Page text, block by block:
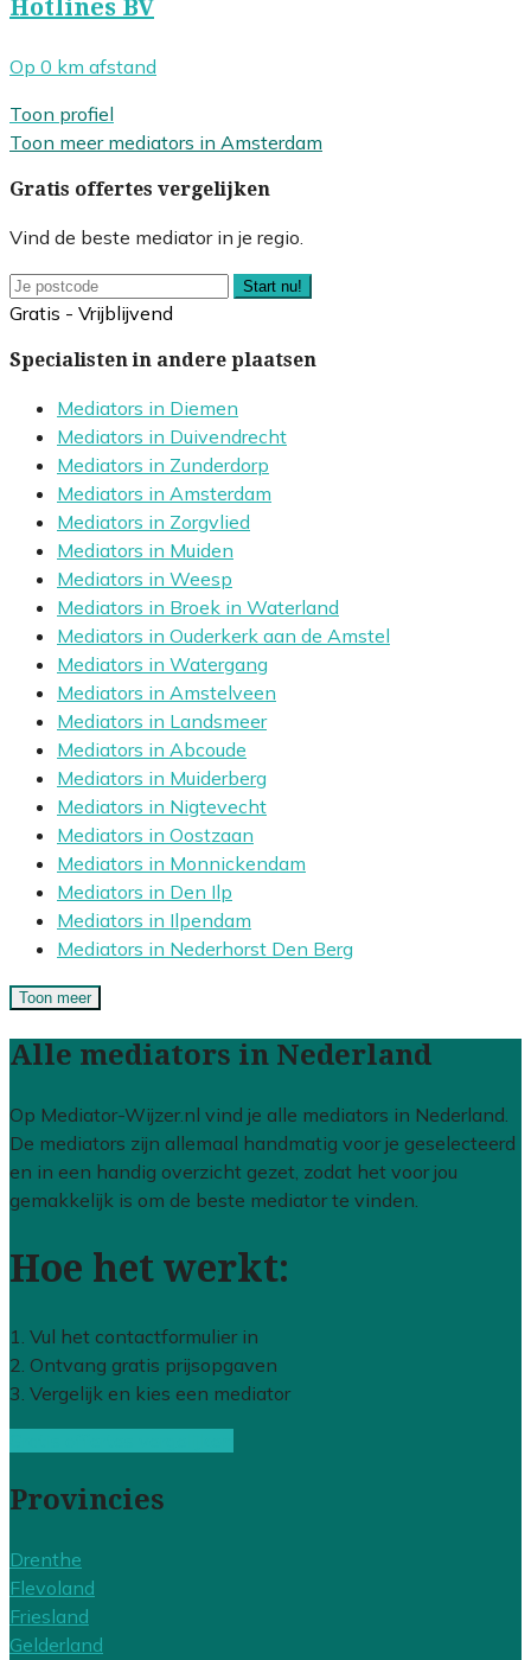
Hotlines BV
Op 0 km afstand
Toon profiel
Toon meer mediators in Amsterdam
Gratis offertes vergelijken
Vind de beste mediator in je regio.
Start nu!
Gratis - Vrijblijvend
Specialisten in andere plaatsen
Mediators in Diemen
Mediators in Duivendrecht
Mediators in Zunderdorp
Mediators in Amsterdam
Mediators in Zorgvlied
Mediators in Muiden
Mediators in Weesp
Mediators in Broek in Waterland
Mediators in Ouderkerk aan de Amstel
Mediators in Watergang
Mediators in Amstelveen
Mediators in Landsmeer
Mediators in Abcoude
Mediators in Muiderberg
Mediators in Nigtevecht
Mediators in Oostzaan
Mediators in Monnickendam
Mediators in Den Ilp
Mediators in Ilpendam
Mediators in Nederhorst Den Berg
Toon meer
Alle mediators in Nederland
Op Mediator-Wijzer.nl vind je alle mediators in Nederland.
De mediators zijn allemaal handmatig voor je geselecteerd
en in een handig overzicht gezet, zodat het voor jou
gemakkelijk is om de beste mediator te vinden.
Hoe het werkt:
1. Vul het contactformulier in
2. Ontvang gratis prijsopgaven
3. Vergelijk en kies een mediator
Provincies
Drenthe
Flevoland
Friesland
Gelderland